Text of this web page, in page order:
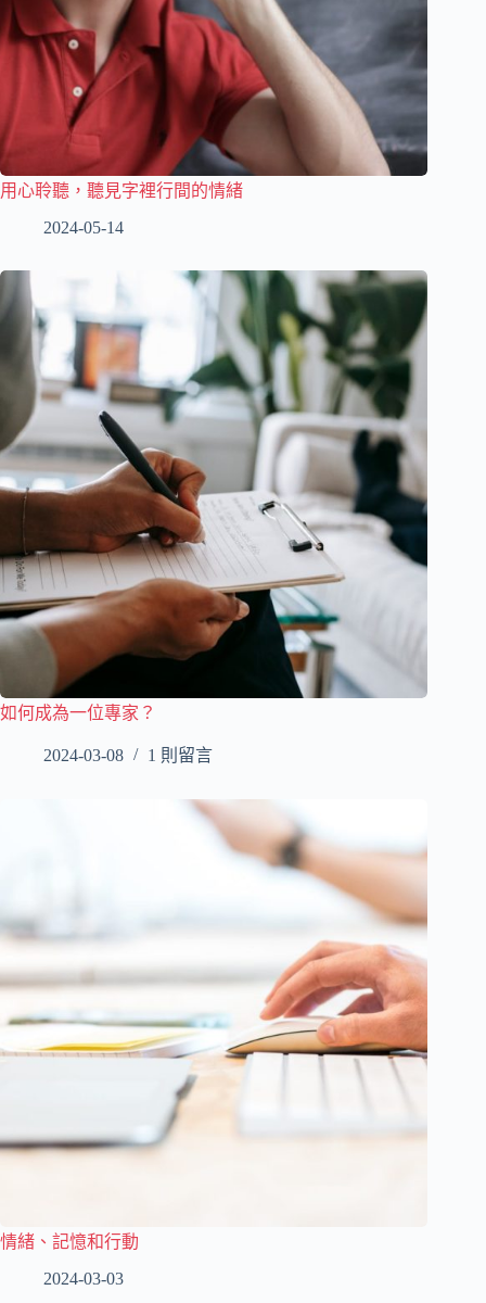
用心聆聽，聽見字裡行間的情緒
2024-05-14
如何成為一位專家？
2024-03-08 1 則留言
情緒、記憶和行動
2024-03-03